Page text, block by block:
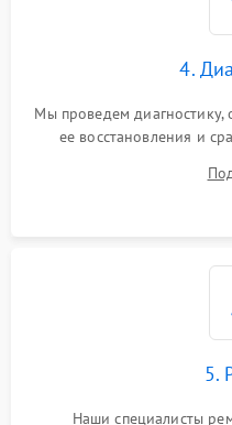
4.
Мы проведем диагностику,
ее восстановления и
5.
Наши специалисты